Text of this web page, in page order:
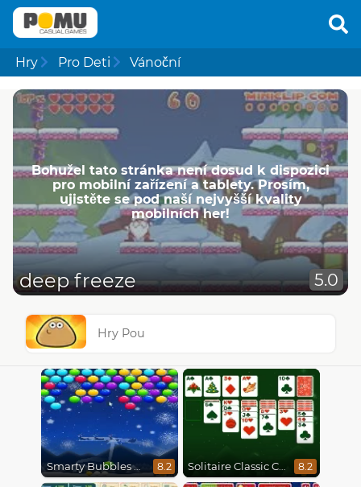
Hry Pro Deti Vánoční
Bohužel tato stránka není dosud k dispozici
pro mobilní zařízení a tablety. Prosím,
ujistěte se pod naší nejvyšší kvality
mobilních her!
deep freeze 5.0
Hry Pou
Smarty Bubbles X-Mas Edition 8.2 Solitaire Classic Christmas 8.2